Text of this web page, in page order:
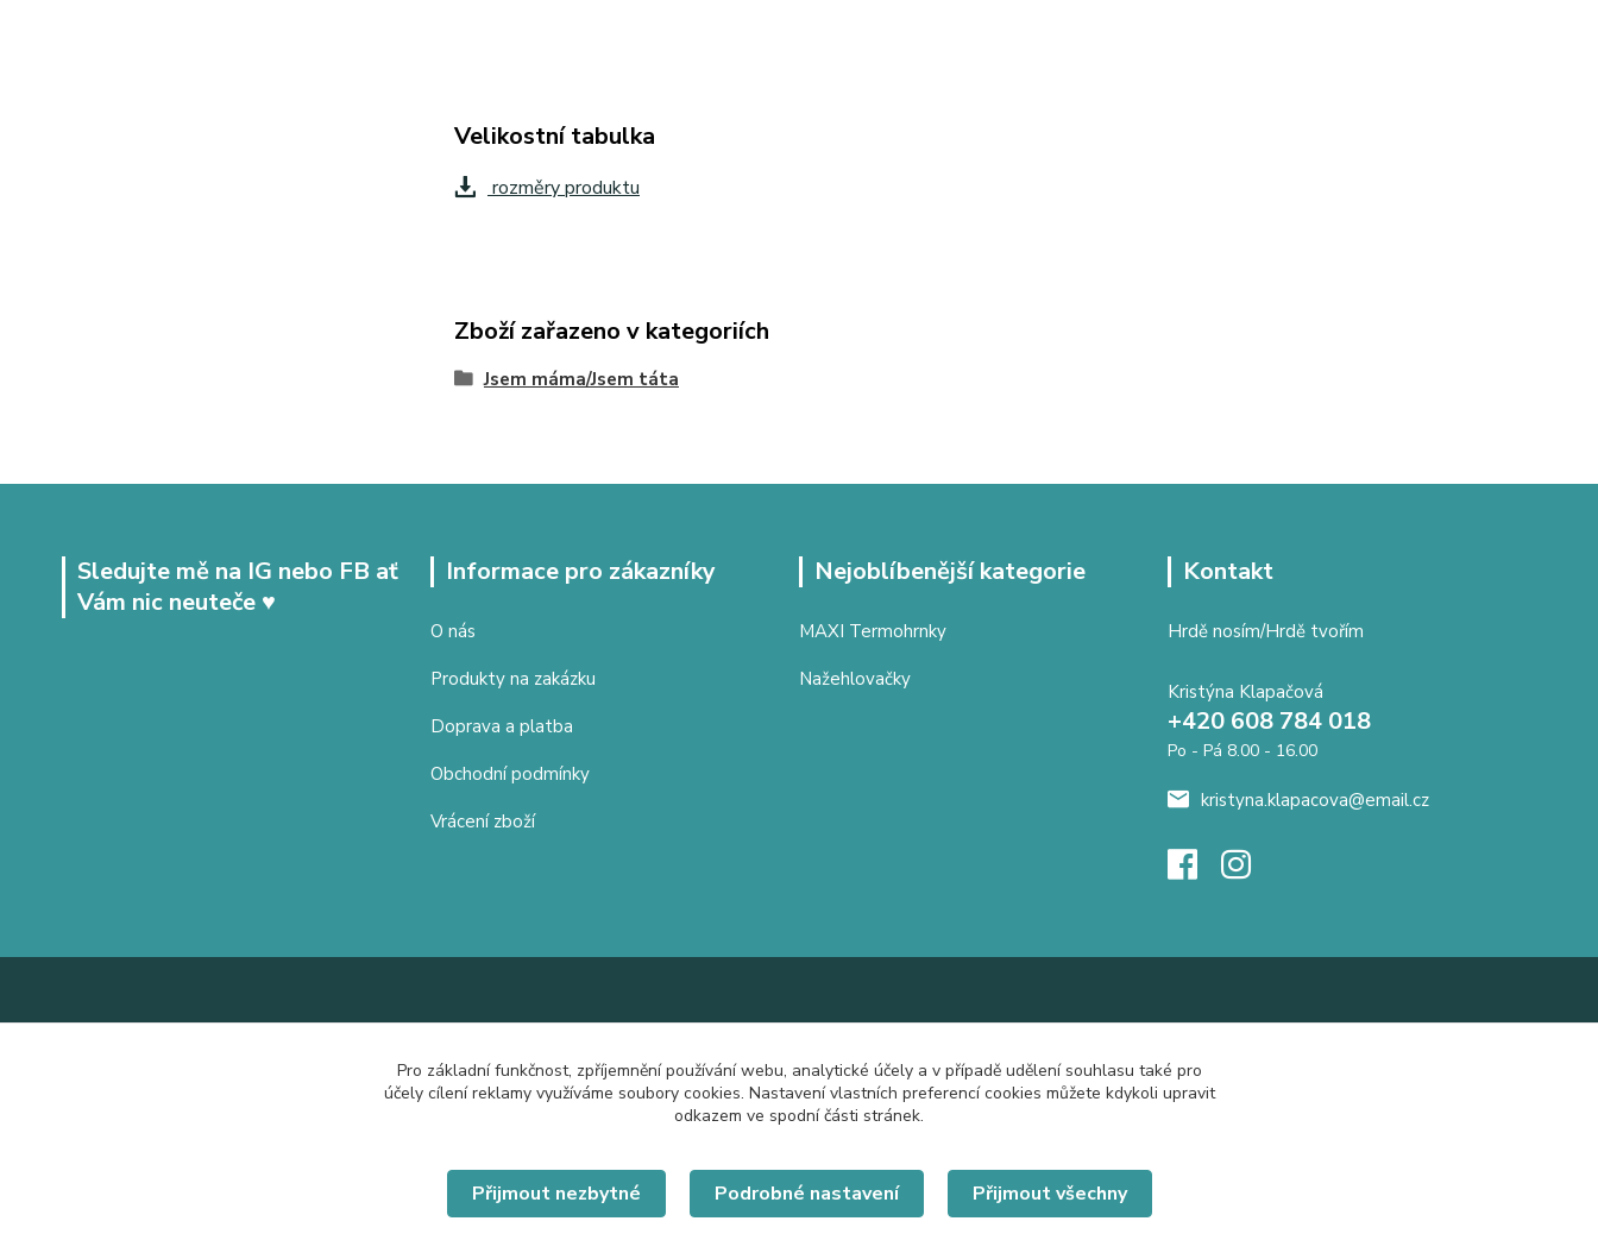
Velikostní tabulka
rozměry produktu
Zboží zařazeno v kategoriích
Jsem máma/Jsem táta
Sledujte mě na IG nebo FB ať
Vám nic neuteče ♥
Informace pro zákazníky
O nás
Produkty na zakázku
Doprava a platba
Obchodní podmínky
Vrácení zboží
Nejoblíbenější kategorie
MAXI Termohrnky
Nažehlovačky
Kontakt
Hrdě nosím/Hrdě tvořím
Kristýna Klapačová
+420 608 784 018
Po - Pá 8.00 - 16.00
kristyna.klapacova@email.cz
Pro základní funkčnost, zpříjemnění používání webu, analytické účely a v případě udělení souhlasu také pro
účely cílení reklamy využíváme soubory cookies. Nastavení vlastních preferencí cookies můžete kdykoli upravit
odkazem ve spodní části stránek.
Přijmout nezbytné Podrobné nastavení Přijmout všechny